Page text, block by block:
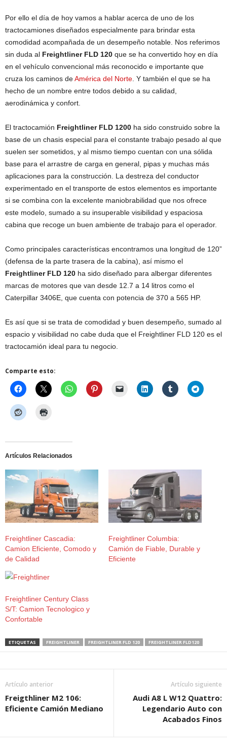
Por ello el día de hoy vamos a hablar acerca de uno de los
tractocamiones diseñados especialmente para brindar esta
comodidad acompañada de un desempeño notable. Nos referimos
sin duda al Freightliner FLD 120 que se ha convertido hoy en día
en el vehículo convencional más reconocido e importante que
cruza los caminos deAmérica del Norte . Y también el que se ha
hecho de un nombre entre todos debido a su calidad,
aerodinámica y confort.
El tractocamión Freightliner FLD 1200 ha sido construido sobre la
base de un chasis especial para el constante trabajo pesado al que
suelen ser sometidos, y al mismo tiempo cuentan con una sólida
base para el arrastre de carga en general, pipas y muchas más
aplicaciones para la construcción. La destreza del conductor
experimentado en el transporte de estos elementos es importante
si se combina con la excelente maniobrabilidad que nos ofrece
este modelo, sumado a su insuperable visibilidad y espaciosa
cabina que recoge un buen ambiente de trabajo para el operador.
Como principales características encontramos una longitud de 120”
(defensa de la parte trasera de la cabina), así mismo el
Freightliner FLD 120 ha sido diseñado para albergar diferentes
marcas de motores que van desde 12.7 a 14 litros como el
Caterpillar 3406E, que cuenta con potencia de 370 a 565 HP.
Es así que si se trata de comodidad y buen desempeño, sumado al
espacio y visibilidad no cabe duda que el Freightliner FLD 120 es el
tractocamión ideal para tu negocio.
Comparte esto:
Artículos Relacionados
Freightliner Cascadia:
Camion Eficiente, Comodo y
de Calidad
Freightliner Columbia:
Camión de Fiable, Durable y
Eficiente
Freightliner Century Class
S/T: Camion Tecnologico y
Confortable
ETIQUETAS FREIGHTLINER FREIGHTLINER FLD 120 FREIGHTLINER FLD120
Artículo anterior
Freigthliner M2 106:
Eficiente Camión Mediano
Artículo siguiente
Audi A8 L W12 Quattro:
Legendario Auto con
Acabados Finos